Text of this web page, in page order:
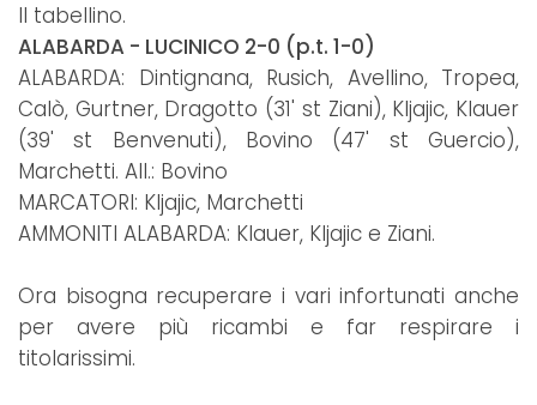
Il tabellino.
ALABARDA - LUCINICO 2-0 (p.t. 1-0)
ALABARDA: Dintignana, Rusich, Avellino, Tropea,
Calò, Gurtner, Dragotto (31' st Ziani), Kljajic, Klauer
(39' st Benvenuti), Bovino (47' st Guercio),
Marchetti. All.: Bovino
MARCATORI: Kljajic, Marchetti
AMMONITI ALABARDA: Klauer, Kljajic e Ziani.
Ora bisogna recuperare i vari infortunati anche
per avere più ricambi e far respirare i
titolarissimi.